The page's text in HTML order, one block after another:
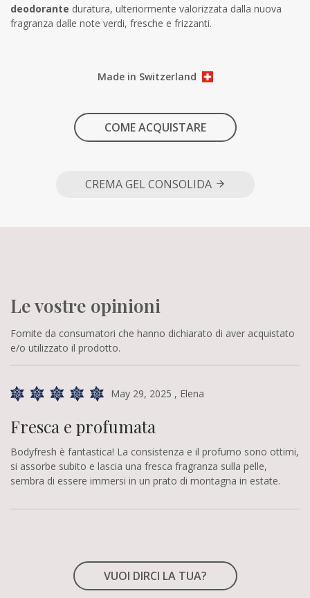
deodorante duratura, ulteriormente valorizzata dalla nuova
fragranza dalle note verdi, fresche e frizzanti.
Made in Switzerland
COME ACQUISTARE
CREMA GEL CONSOLIDA
Le vostre opinioni
Fornite da consumatori che hanno dichiarato di aver acquistato
e/o utilizzato il prodotto.
May 29, 2025 , Elena
Fresca e profumata
Bodyfresh è fantastica! La consistenza e il profumo sono ottimi,
si assorbe subito e lascia una fresca fragranza sulla pelle,
sembra di essere immersi in un prato di montagna in estate.
VUOI DIRCI LA TUA?